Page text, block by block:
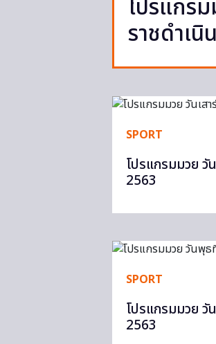
โปรแกร
ราชดำเนิน
SPORT
โปรแกรมมวย วั
2563
SPORT
โปรแกรมมวย
2563